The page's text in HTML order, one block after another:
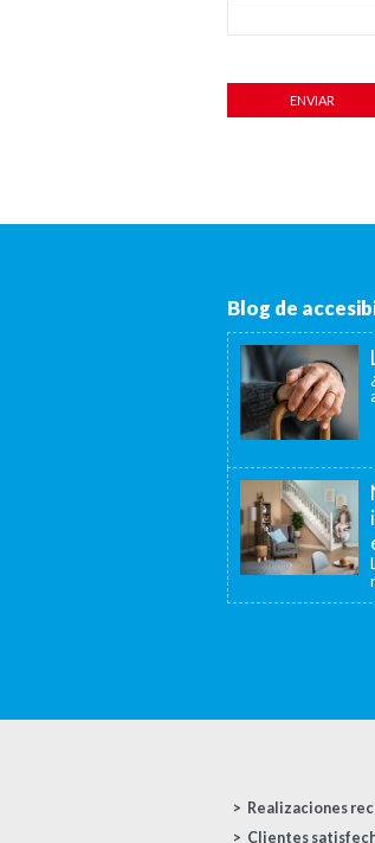
Blog de
Realizaciones
Clientes